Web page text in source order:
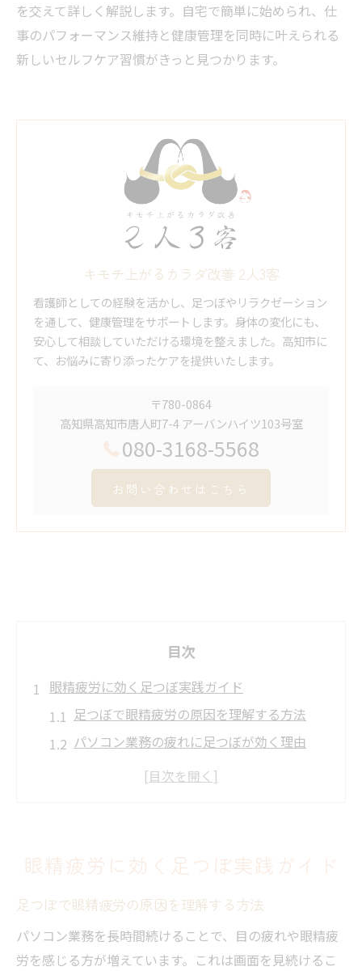
を交えて詳しく解説します。自宅で簡単に始められ、仕
事のパフォーマンス維持と健康管理を同時に叶えられる
新しいセルフケア習慣がきっと見つかります。
キモチ上がるカラダ改善 2人3客
看護師としての経験を活かし、足つぼやリラクゼーション
を通して、健康管理をサポートします。身体の変化にも、
安心して相談していただける環境を整えました。高知市に
て、お悩みに寄り添ったケアを提供いたします。
〒780-0864
高知県高知市唐人町7-4 アーバンハイツ103号室
080-3168-5568
お問い合わせはこちら
目次
眼精疲労に効く足つぼ実践ガイド
足つぼで眼精疲労の原因を理解する方法
パソコン業務の疲れに足つぼが効く理由
眼精疲労改善に役立つ足つぼの基本知識
由
足つぼ刺激が眼精疲労軽減に役立つ根拠
パソコン作業時に足つぼを勧める理由とは
眼精疲労改善のための足つぼ活用ポイント
眼精疲労に効く足つぼ実践ガイド
足つぼで眼精疲労の原因を理解する方法
パソコン業務を長時間続けることで、目の疲れや眼精疲
労を感じる方が増えています。これは画面を見続けるこ